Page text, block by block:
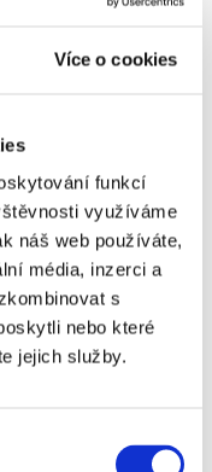
Více o cookies
funkcí
využíváme
náš web používáte,
média, inzerci a
s
nebo které
jejich služby.